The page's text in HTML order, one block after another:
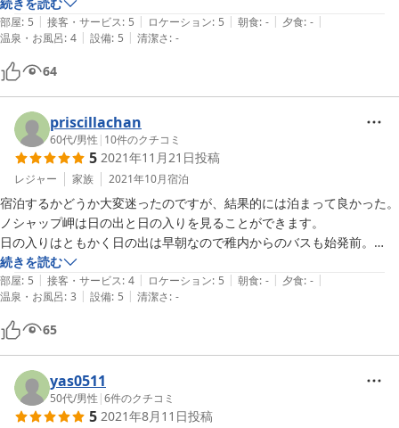
夕飯を食べられるお店は近隣にはありませんので、チェックイン前に済
ますか、稚内駅まで行く必要があります。
部屋: 5 | 接客・サービス: 5 | ロケーション: 5 | 朝食: - | 夕食: - |
温泉・お風呂: 4 | 設備: 5 | 清潔さ: -
64
priscillachan
60代/男性 | 10件のクチコミ
5 2021年11月21日投稿
レジャー 家族 2021年10月宿泊
宿泊するかどうか大変迷ったのですが、結果的には泊まって良かった。
ノシャップ岬は日の出と日の入りを見ることができます。
日の入りはともかく日の出は早朝なので稚内からのバスも始発前。
したがって岬から近い宿に宿泊する必要があります。
これが宿泊を決定した理由。
宿は素泊まりのみですが、近くに美味しい海鮮料理を食べさせてくれる
食堂があり、問題ありません。
朝、食堂でコーヒーやジュースのサービスがあります。
部屋も清潔でとても気持ちよく過ごすことが出来ました。
風呂はビジネスホテルのような仕様ですので、脚を伸ばして温まること
ができないのが残念。
朝、ホテルのすぐ近くで野生の鹿を見ることが出来、それも良い体験で
続きを読む
部屋: 5 | 接客・サービス: 4 | ロケーション: 5 | 朝食: - | 夕食: - |
温泉・お風呂: 3 | 設備: 5 | 清潔さ: -
65
yas0511
50代/男性 |6件のクチコミ
5 2021年8月11日投稿